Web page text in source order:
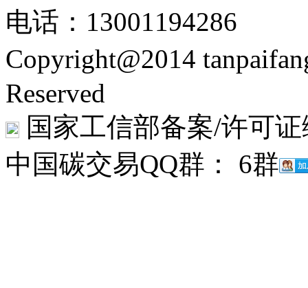
电话：13001194286
Copyright@2014
Reserved
国家工信部备案/许可
中国碳交易QQ群： 6群